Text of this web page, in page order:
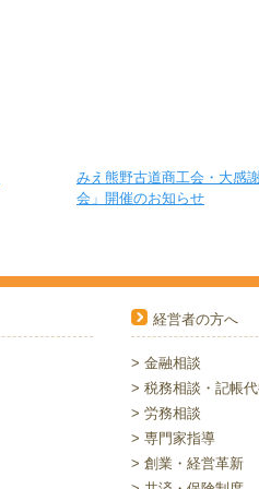
みえ熊野古道商工会・大感
会」開催のお知らせ
経営者の方へ
> 金融相談
> 税務相談・記帳
> 労務相談
> 専門家指導
> 創業・経営革新